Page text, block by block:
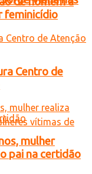
feminicídio
Centro de
mulher
pai na certidão